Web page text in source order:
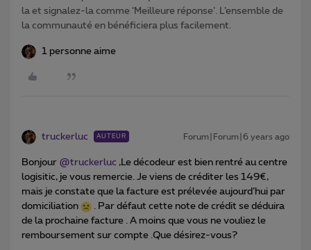
la et signalez-la comme ‘Meilleure réponse’. L’ensemble de
la communauté en bénéficiera plus facilement.
1 personne aime
truckerluc AUTEUR Forum|Forum|6 years ago
Bonjour @truckerluc ,Le décodeur est bien rentré au centre
logisitic, je vous remercie. Je viens de créditer les 149€,
mais je constate que la facture est prélevée aujourd’hui par
domiciliation
. Par défaut cette note de crédit se déduira
de la prochaine facture . A moins que vous ne vouliez le
remboursement sur compte .Que désirez-vous?